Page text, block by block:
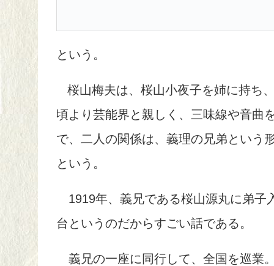
という。
桜山梅夫は、桜山小夜子を姉に持ち
頃より芸能界と親しく、三味線や音曲
で、二人の関係は、義理の兄弟という
という。
1919年、義兄である桜山源丸に弟子
台というのだからすごい話である。
義兄の一座に同行して、全国を巡業